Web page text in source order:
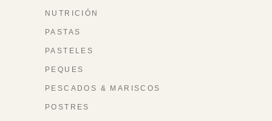
NUTRICIÓN
PASTAS
PASTELES
PEQUES
PESCADOS & MARISCOS
POSTRES